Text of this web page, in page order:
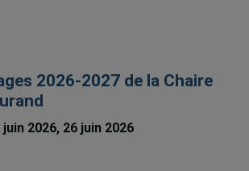
2026-2027 de la Chaire
2026, 26 juin 2026